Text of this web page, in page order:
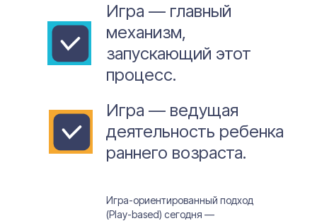
Игра-ориентированный подход
(Play-based) сегодня —
Игра — главный
механизм,
запускающий этот
процесс.
Игра — ведущая
деятельность ребенка
раннего возраста.